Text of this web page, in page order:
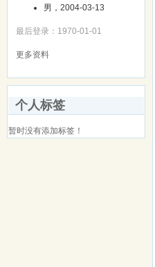
男，2004-03-13
最后登录：1970-01-01
更多资料
个人标签
暂时没有添加标签！